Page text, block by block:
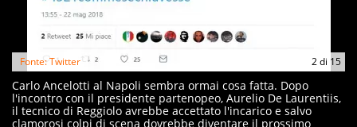
2di 15
Fonte: Twitter
Carlo Ancelotti al Napoli sembra ormai cosa fatta. Dopo
l'incontro con il presidente partenopeo, Aurelio De Laurentiis,
il tecnico di Reggiolo avrebbe accettato l'incarico e salvo
clamorosi colpi di scena dovrebbe diventare il prossimo